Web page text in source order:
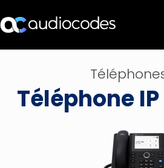
Produits et applications
Partners
Services et assistance
Téléphone